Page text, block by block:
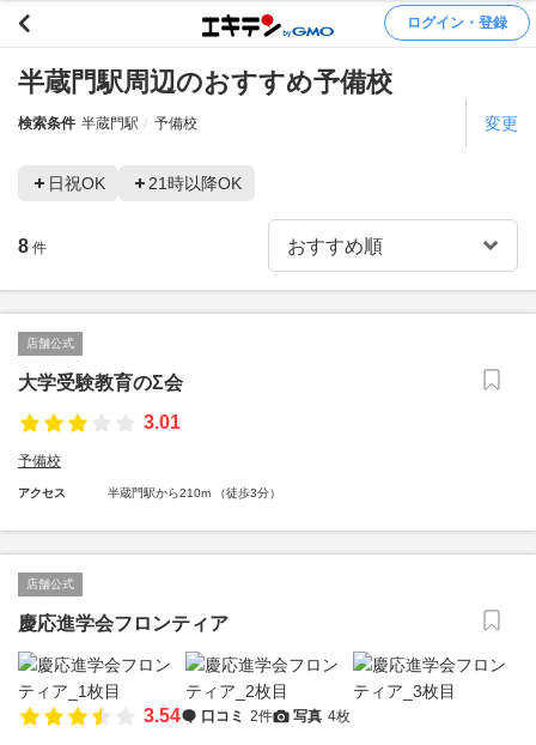
ログイン・登録
半蔵門駅周辺のおすすめ予備校
検索条件 半蔵門駅 予備校 変更
日祝OK 21時以降OK
8 件
店舗公式
大学受験教育のΣ会
3.01
予備校
アクセス 半蔵門駅から210m （徒歩3分）
店舗公式
慶応進学会フロンティア
3.54 口コミ 2件 写真 4枚